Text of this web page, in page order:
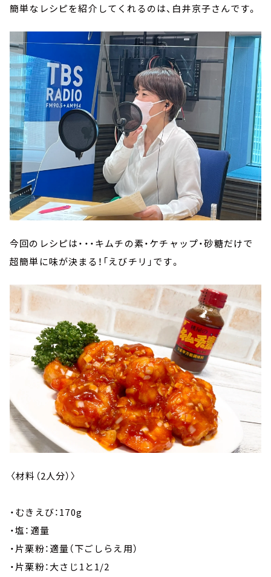
簡単なレシピを紹介してくれるのは、白井京子さんです。
今回のレシピは・・・キムチの素・ケチャップ・砂糖だけで
超簡単に味が決まる！「えびチリ」です。
〈材料（2人分）〉
・むきえび：170g
・塩：適量
・片栗粉：適量（下ごしらえ用）
・片栗粉：大さじ1と1/2